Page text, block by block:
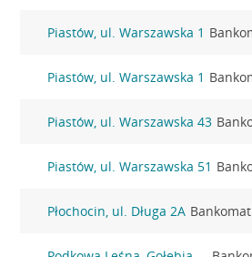
Piastów, ul. Warszawska 1
Piastów, ul. Warszawska 1
Piastów, ul. Warszawska 43
Piastów, ul. Warszawska 51
Płochocin, ul. Długa 2A